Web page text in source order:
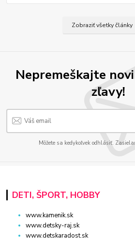
Zobraziť všetky články
Nepremeškajte
zľavy!
Môžete sa kedykoľvek odhlásiť.
DETI, ŠPORT, HOBBY
www.kamenik.sk
www.detsky-raj.sk
www.detskaradost.sk